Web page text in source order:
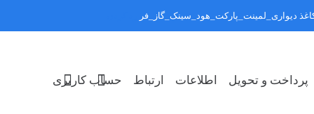
پرداخت و تحویل اطلاعات ارتباط حساب کاربری
دیواری_لمینت_پارکت_هود_سینک_گاز_فر